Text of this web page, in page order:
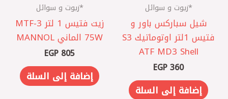
*زيوت و سوائل
شيل سباركس باور و
فتيس 1لتر اوتوماتيك S3
ATF MD3 Shell
EGP360
إضافة إلى السلة
*زيوت و سوائل
زيت فتيس 1 لتر MTF-3
75W الماني MANNOL
EGP 805
إضافة إلى السلة